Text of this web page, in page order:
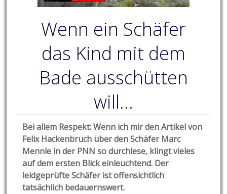
Wenn ein Schäfer
das Kind mit dem
Bade ausschütten
will…
Bei allem Respekt: Wenn ich mir den Artikel von
Felix Hackenbruch über den Schäfer Marc
Mennle in der PNN so durchlese, klingt vieles
auf dem ersten Blick einleuchtend. Der
leidgeprüfte Schäfer ist offensichtlich
tatsächlich bedauernswert.